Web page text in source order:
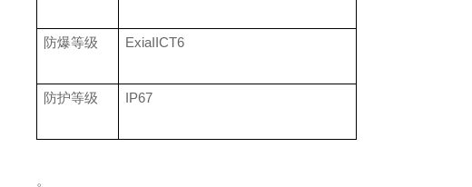
防爆等级 ExiaIICT6
防护等级 IP67
。